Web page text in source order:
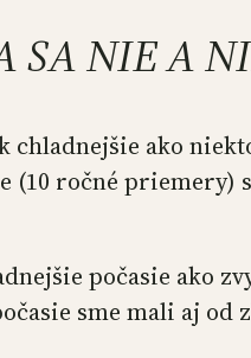
SA NIE A
chladnejšie ako
(10 ročné
počasie ako
sme mali aj